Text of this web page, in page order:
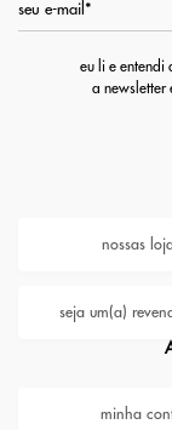
eu li e entendi
a newsletter
nossas
seja um(a)
minha